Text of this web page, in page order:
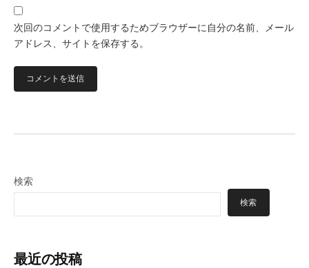
次回のコメントで使用するためブラウザーに自分の名前、メール
アドレス、サイトを保存する。
検索
検索
最近の投稿